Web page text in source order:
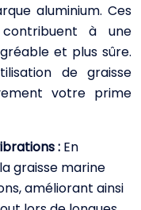
aluminium. Ces
contribuent à une
et plus sûre.
de graisse
votre prime
: En
graisse marine
améliorant ainsi